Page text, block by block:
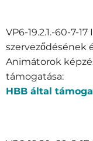
VP6-19.2.1.-60-7-
szerveződésének
Animátorok
támogatása:
HBB által